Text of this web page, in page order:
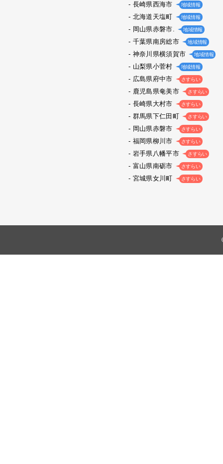
長崎県西海市 地域情報
北海道天塩町 地域情報
岡山県赤磐市. 地域情報
千葉県南房総市 地域情報
神奈川県横須賀市 地域情報
山梨県小菅村 地域情報
広島県府中市 さすらい
鹿児島県奄美市 さすらい
長崎県大村市 さすらい
群馬県下仁田町 さすらい
岡山県赤磐市 さすらい
福岡県柳川市 さすらい
岩手県八幡平市 さすらい
富山県南砺市 さすらい
宮城県女川町 さすらい